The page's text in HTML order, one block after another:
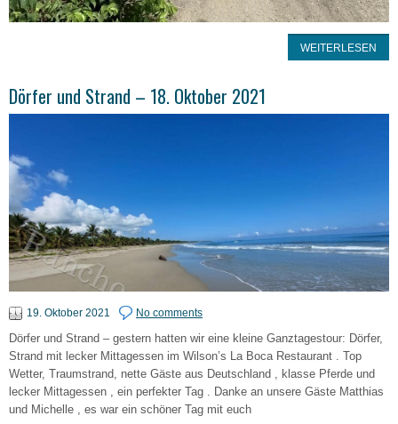
WEITERLESEN
Dörfer und Strand – 18. Oktober 2021
19. Oktober 2021 No comments
Dörfer und Strand – gestern hatten wir eine kleine Ganztagestour: Dörfer,
Strand mit lecker Mittagessen im Wilson’s La Boca Restaurant . Top
Wetter, Traumstrand, nette Gäste aus Deutschland , klasse Pferde und
lecker Mittagessen , ein perfekter Tag . Danke an unsere Gäste Matthias
und Michelle , es war ein schöner Tag mit euch